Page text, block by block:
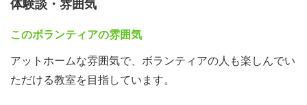
体験談・雰囲気
このボランティアの雰囲気
アットホームな雰囲気で、ボランティアの人も楽しんでい
ただける教室を目指しています。